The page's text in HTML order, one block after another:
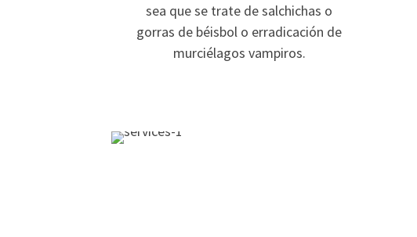
sea que se trate de salchichas o
gorras de béisbol o erradicación de
murciélagos vampiros.